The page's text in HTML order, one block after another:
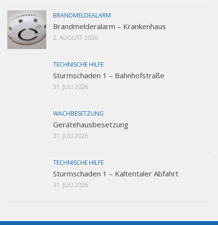
BRANDMELDEALARM
Brandmelderalarm – Krankenhaus
2. AUGUST 2026
TECHNISCHE HILFE
Sturmschaden 1 – Bahnhofstraße
31. JULI 2026
WACHBESETZUNG
Gerätehausbesetzung
31. JULI 2026
TECHNISCHE HILFE
Sturmschaden 1 – Kaltentaler Abfahrt
31. JULI 2026